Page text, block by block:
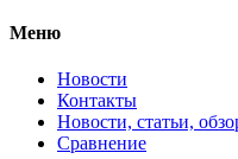
Меню
Новости
Контакты
Новости, статьи,
Сравнение